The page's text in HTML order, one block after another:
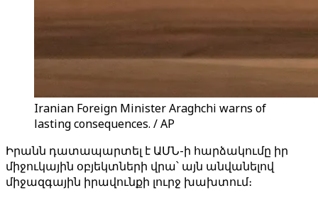
Iranian Foreign Minister Araghchi warns of
lasting consequences. / AP
Իրանն դատապարտել է ԱՄՆ-ի հարձակումը իր
միջուկային օբյեկտների վրա՝ այն անվանելով
միջազգային իրավունքի լուրջ խախտում։